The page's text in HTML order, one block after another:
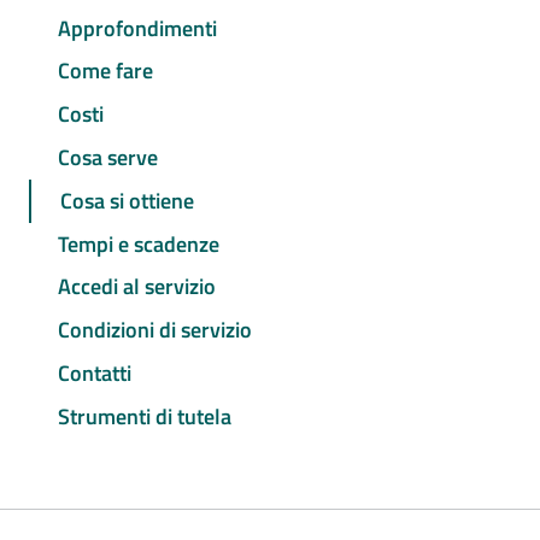
Approfondimenti
Come fare
Costi
Cosa serve
Cosa si ottiene
Tempi e scadenze
Accedi al servizio
Condizioni di servizio
Contatti
Strumenti di tutela